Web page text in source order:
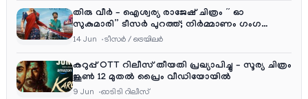
തിരു വീർ – ഐശ്വര്യ രാജേഷ് ചിത്രം ” ഓ
സുകുമാരി” ടീസർ പുറത്ത്; നിർമ്മാണം ഗംഗ
എന്റർടൈൻമെന്റ്‌സ്
14 Jun ടീസര്‍ / ട്രെയിലര്‍
കറുപ്പ് OTT റിലീസ് തീയതി പ്രഖ്യാപിച്ചു – സൂര്യ ചിത്രം
ജൂൺ 12 മുതൽ പ്രൈം വീഡിയോയിൽ
9 Jun ഓടിടി റിലീസ്